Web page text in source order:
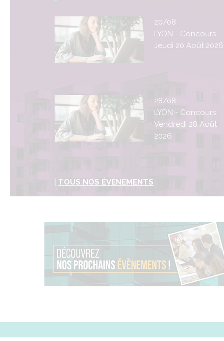
20/08
LYON - Concours
Jeudi 20 Août 2026
28/08
LYON - Concours
Vendredi 28 Août
2026
TOUS NOS ÉVÉNEMENTS